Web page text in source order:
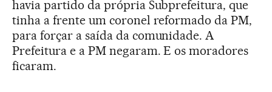
havia partido da própria Subprefeitura, que
tinha a frente um coronel reformado da PM,
para forçar a saída da comunidade. A
Prefeitura e a PM negaram. E os moradores
ficaram.